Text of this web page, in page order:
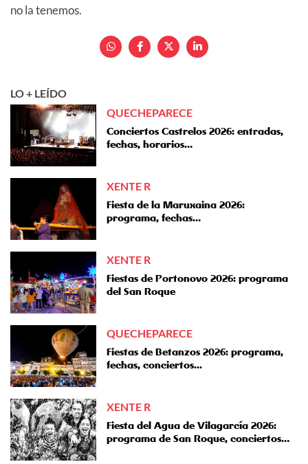
no la tenemos.
LO + LEÍDO
QUECHEPARECE
Conciertos Castrelos 2026: entradas,
fechas, horarios…
XENTE R
Fiesta de la Maruxaina 2026:
programa, fechas…
XENTE R
Fiestas de Portonovo 2026: programa
del San Roque
QUECHEPARECE
Fiestas de Betanzos 2026: programa,
fechas, conciertos...
XENTE R
Fiesta del Agua de Vilagarcía 2026:
programa de San Roque, conciertos…